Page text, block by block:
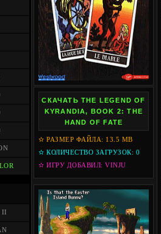
II
СКАЧАТЬ THE LEGEND OF
KYRANDIA, BOOK 2: THE
HAND OF FATE
✫ РАЗМЕР ФАЙЛА: 13.5 MB
✫ КОЛИЧЕСТВО ЗАГРУЗОК: 0
✫ ИГРУ ДОБАВИЛ: VINJU